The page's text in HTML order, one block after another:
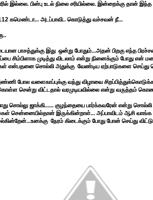
இல்லை. பின்பு உடல் நிலை சரியில்லை. இன்றைக்கு தான் இந்த
கமெண்டா... அடப்பாவி.. கொடுத்து வச்சவன் நீ...
பாசத்துக்கு இது ஒன்று போதும்...அதன் பிறகு எந்த
சிம்பிளாக முடித்து விடலாம் என்று நினைக்கும் போது என்
என்பதனை சொல்லி அதுக்கு வேண்டிய ஏற்பாடுகளை செய்து
வளைகாப்புக்கு வந்து விழாவை
கொள்ள சென்று விட்டதால் வரமுடியவில்லை என்று வருத்தம்
சொல்லு ஜாக்கி...... குழந்தையை பார்க்கவரேன் என்று
சென்னையில்தான் இருக்கின்றாள்... அப்பாவிடம் ஆசி வாங்க
நேரம் கிடைக்கும் போது போன் செய்து